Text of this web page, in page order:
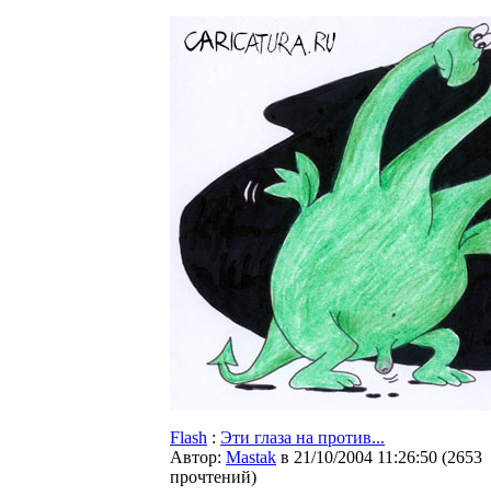
Flash : Эти глаза на против...
Автор: Мastak в 21/10/2004 11:26:50 (2653
прочтений)